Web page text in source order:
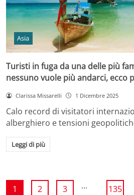
Asia
Turisti in fuga da una delle più
nessuno vuole più andarci, ecco
Clarissa Missarelli 1 Dicembre 2025
Calo record di visitatori
alberghiero e tensioni
Leggi di più
1 2 3 ... 135